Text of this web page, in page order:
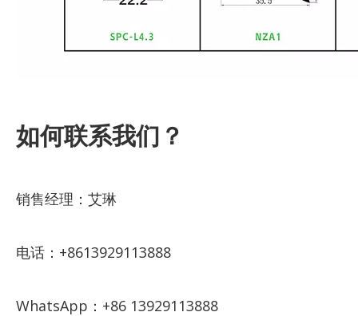
如何联系我们？
销售经理：艾琳
电话：+8613929113888
WhatsApp：+86 13929113888